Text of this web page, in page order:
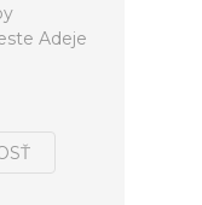
Adeje